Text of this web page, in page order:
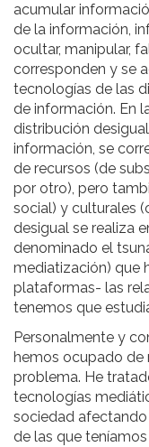
acumular
de la información,
ocultar, manipular,
corresponden y se
tecnologías de las
de información. En
distribución
información, se
de recursos (de
por otro), pero
social) y culturales
desigual se realiza
denominado el
mediatización) que
plataformas- las
tenemos que
Personalmente y
hemos ocupado de
problema. He
tecnologías
sociedad afectando
de las que